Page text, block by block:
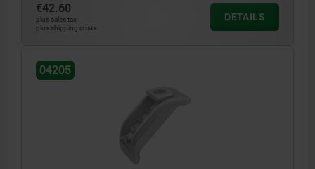
€42.60
plus sales tax
plus shipping costs
DETAILS
04205